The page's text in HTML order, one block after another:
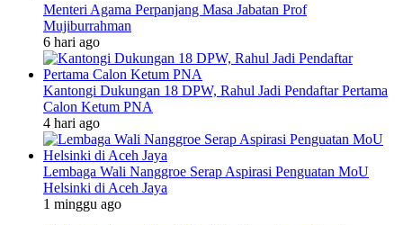
Menteri Agama Perpanjang Masa Jabatan Prof
Mujiburrahman
6 hari ago
Kantongi Dukungan 18 DPW, Rahul Jadi Pendaftar Pertama
Calon Ketum PNA
4 hari ago
Lembaga Wali Nanggroe Serap Aspirasi Penguatan MoU
Helsinki di Aceh Jaya
1 minggu ago